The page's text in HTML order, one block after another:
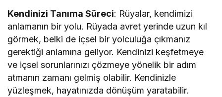
Kendinizi Tanıma Süreci: Rüyalar, kendimizi
anlamanın bir yolu. Rüyada avret yerinde uzun kıl
görmek, belki de içsel bir yolculuğa çıkmanız
gerektiği anlamına geliyor. Kendinizi keşfetmeye
ve içsel sorunlarınızı çözmeye yönelik bir adım
atmanın zamanı gelmiş olabilir. Kendinizle
yüzleşmek, hayatınızda dönüşüm yaratabilir.